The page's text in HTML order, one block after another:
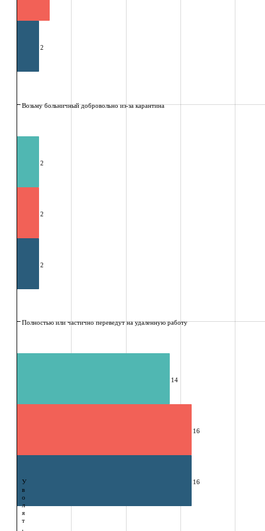
2
14
2
16
2
2
16
Возьму больничный добровольно из-за карантина
Полностью или частично переведут на удаленную работу
У
в
о
л
я
т